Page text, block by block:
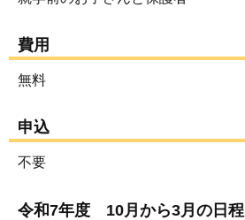
費用
無料
申込
不要
令和7年度 10月から3月の日程